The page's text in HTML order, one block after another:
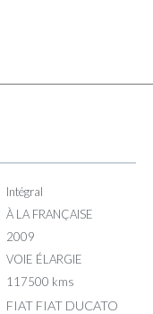
Intégral
À LA FRANÇAISE
2009
VOIE ÉLARGIE
117500 kms
FIAT FIAT DUCATO